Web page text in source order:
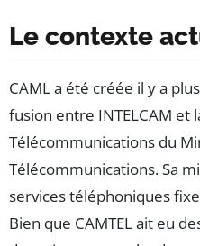
Le contexte
CAML a été créée il y a
fusion entre INTELCAM et
Télécommunications du
Télécommunications. Sa
services téléphoniques
Bien que CAMTEL ait eu